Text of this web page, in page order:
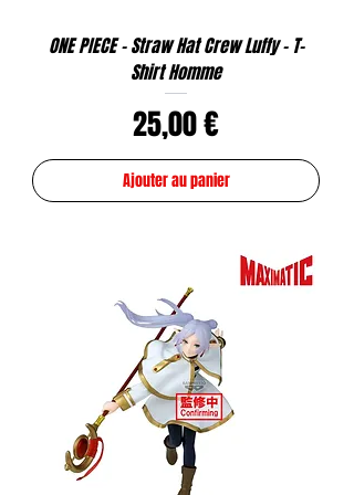
ONE PIECE - Straw Hat Crew Luffy - T-
Shirt Homme
Prix
25,00 €
Ajouter au panier